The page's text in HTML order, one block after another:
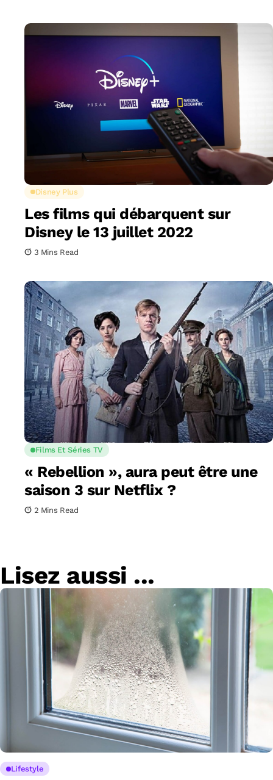
Disney Plus
Les films qui débarquent sur
Disney le 13 juillet 2022
3 Mins Read
Films Et Séries TV
« Rebellion », aura peut être une
saison 3 sur Netflix ?
2 Mins Read
Lisez aussi ...
Lifestyle